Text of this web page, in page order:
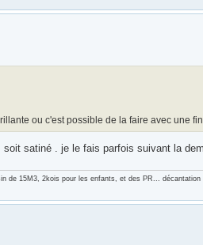
ou c'est possible de la faire avec une
satiné . je le fais parfois suivant la
de 15M3, 2kois pour les enfants, et des PR...